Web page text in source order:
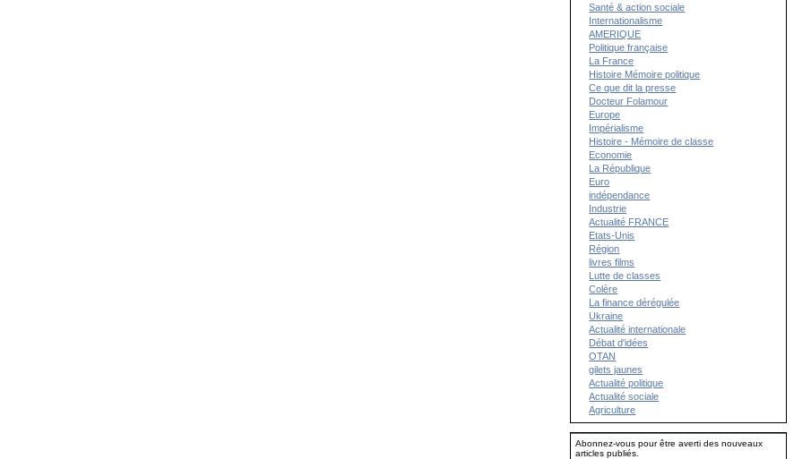
Santé & action sociale
Internationalisme
AMERIQUE
Politique française
La France
Histoire Mémoire politique
Ce que dit la presse
Docteur Folamour
Europe
Impérialisme
Histoire - Mémoire de classe
Economie
La République
Euro
indépendance
Industrie
Actualité FRANCE
Etats-Unis
Région
livres films
Lutte de classes
Colère
La finance dérégulée
Ukraine
Actualité internationale
Débat d'idées
OTAN
gilets jaunes
Actualité politique
Actualité sociale
Agriculture
Abonnez-vous pour être averti des nouveaux
articles publiés.